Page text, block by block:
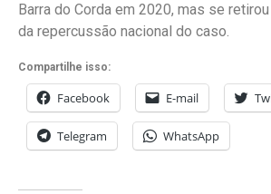
Barra do Corda em 2020, mas se
da repercussão nacional do caso.
Compartilhe isso:
Facebook E-mail
Telegram WhatsApp